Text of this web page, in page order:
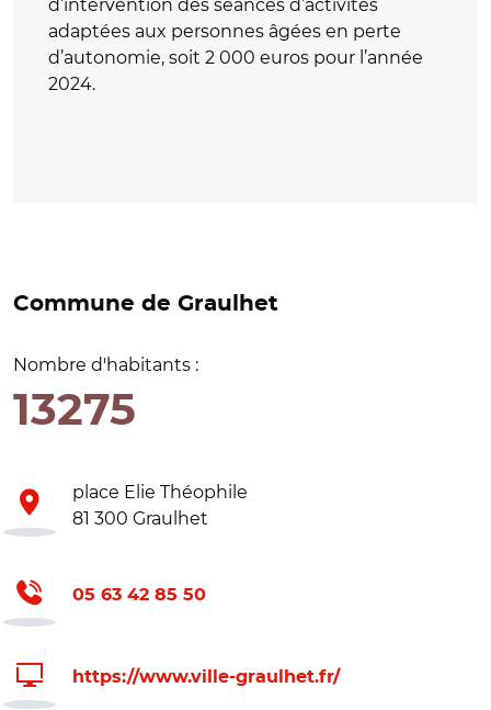
d’intervention des séances d’activités
adaptées aux personnes âgées en perte
d’autonomie, soit 2 000 euros pour l’année
2024.
Commune de Graulhet
Nombre d'habitants :
13275
place Elie Théophile
81 300 Graulhet
05 63 42 85 50
https://www.ville-graulhet.fr/